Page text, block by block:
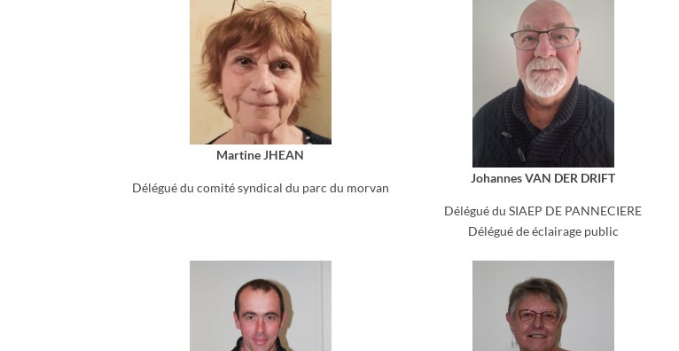
Martine JHEAN
Délégué du comité syndical du parc du morvan
Johannes VAN DER DRIFT
Délégué du SIAEP DE PANNECIERE
Délégué de éclairage public